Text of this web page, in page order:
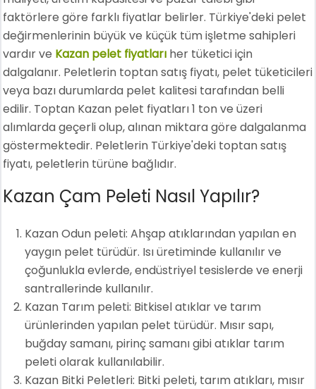
faktörlere göre farklı fiyatlar belirler. Türkiye'deki pelet
değirmenlerinin büyük ve küçük tüm işletme sahipleri
vardır ve Kazan pelet fiyatları her tüketici için
dalgalanır. Peletlerin toptan satış fiyatı, pelet tüketicileri
veya bazı durumlarda pelet kalitesi tarafından belli
edilir. Toptan Kazan pelet fiyatları 1 ton ve üzeri
alımlarda geçerli olup, alınan miktara göre dalgalanma
göstermektedir. Peletlerin Türkiye'deki toptan satış
fiyatı, peletlerin türüne bağlıdır.
Kazan Çam Peleti Nasıl Yapılır?
Kazan Odun peleti: Ahşap atıklarından yapılan en
yaygın pelet türüdür. Isı üretiminde kullanılır ve
çoğunlukla evlerde, endüstriyel tesislerde ve enerji
santrallerinde kullanılır.
Kazan Tarım peleti: Bitkisel atıklar ve tarım
ürünlerinden yapılan pelet türüdür. Mısır sapı,
buğday samanı, pirinç samanı gibi atıklar tarım
peleti olarak kullanılabilir.
Kazan Bitki Peletleri: Bitki peleti, tarım atıkları, mısır